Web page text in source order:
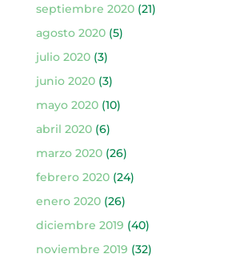
septiembre 2020(21)
agosto 2020(5)
julio 2020(3)
junio 2020(3)
mayo 2020(10)
abril 2020(6)
marzo 2020(26)
febrero 2020(24)
enero 2020(26)
diciembre 2019 (40)
noviembre 2019 (32)